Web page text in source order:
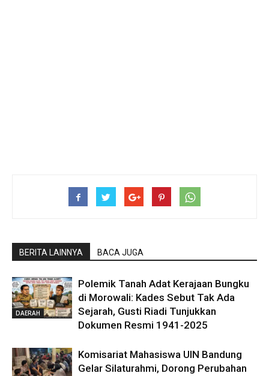
BERITA LAINNYA BACA JUGA
DAERAH
Polemik Tanah Adat Kerajaan Bungku
di Morowali: Kades Sebut Tak Ada
Sejarah, Gusti Riadi Tunjukkan
Dokumen Resmi 1941-2025
Komisariat Mahasiswa UIN Bandung
Gelar Silaturahmi, Dorong Perubahan